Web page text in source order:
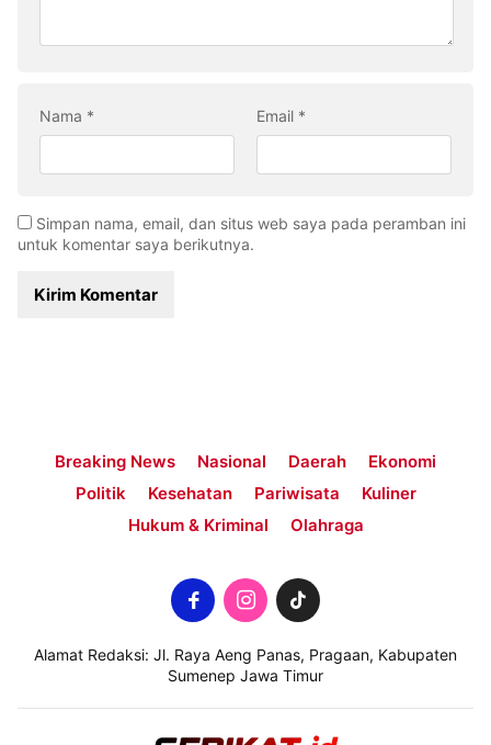
Nama * Email *
Simpan nama, email, dan situs web saya pada peramban ini
untuk komentar saya berikutnya.
Breaking News Nasional Daerah
Ekonomi
Politik
Kesehatan Pariwisata
Kuliner
Hukum & Kriminal
Olahraga
Alamat Redaksi: Jl. Raya Aeng Panas, Pragaan, Kabupaten
Sumenep Jawa Timur